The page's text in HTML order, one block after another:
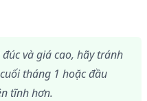
và giá cao, hãy tránh
tháng 1 hoặc đầu
tĩnh hơn.